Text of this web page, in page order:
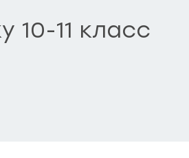
10-11 класс